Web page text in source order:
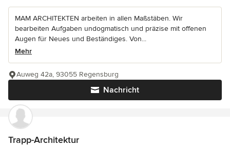
MAM ARCHITEKTEN arbeiten in allen Maßstäben. Wir
bearbeiten Aufgaben undogmatisch und präzise mit offenen
Augen für Neues und Beständiges. Von...
Mehr
Nachricht
Auweg 42a, 93055 Regensburg
Trapp-Architektur